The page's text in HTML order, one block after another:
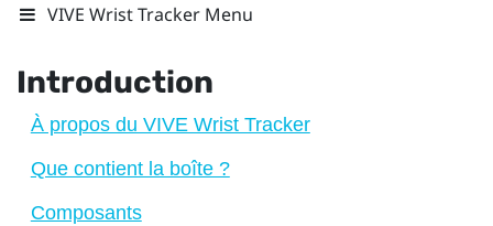
VIVE Wrist Tracker Menu
Introduction
À propos du VIVE Wrist Tracker
Que contient la boîte ?
Composants